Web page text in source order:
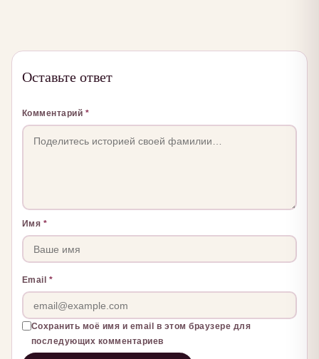
Оставьте ответ
Комментарий *
Имя *
Email *
Сохранить моё имя и email в этом браузере для
последующих комментариев